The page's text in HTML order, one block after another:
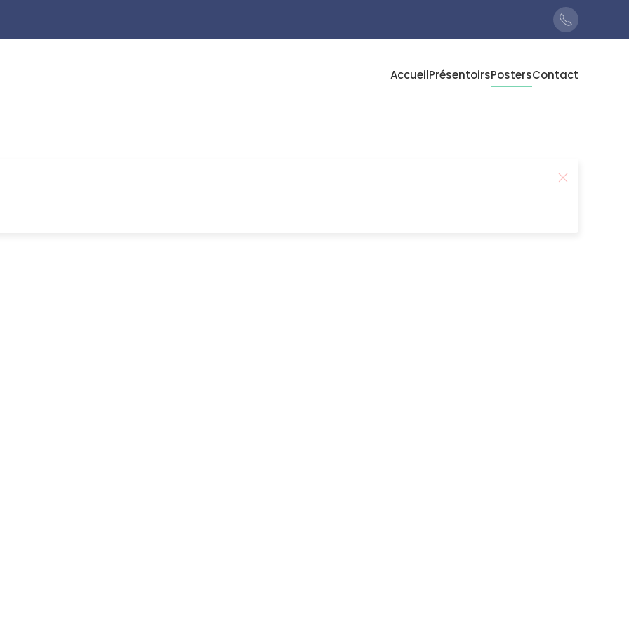
AccueilPrésentoirsPostersContact